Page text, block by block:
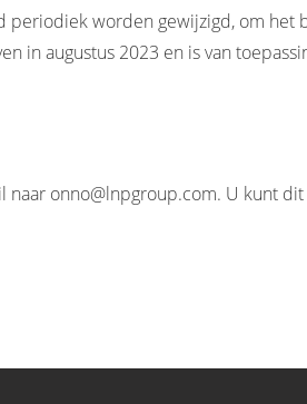
periodiek worden gewijzigd, om het
in augustus 2023 en is van
onno@lnpgroup.com. U kunt